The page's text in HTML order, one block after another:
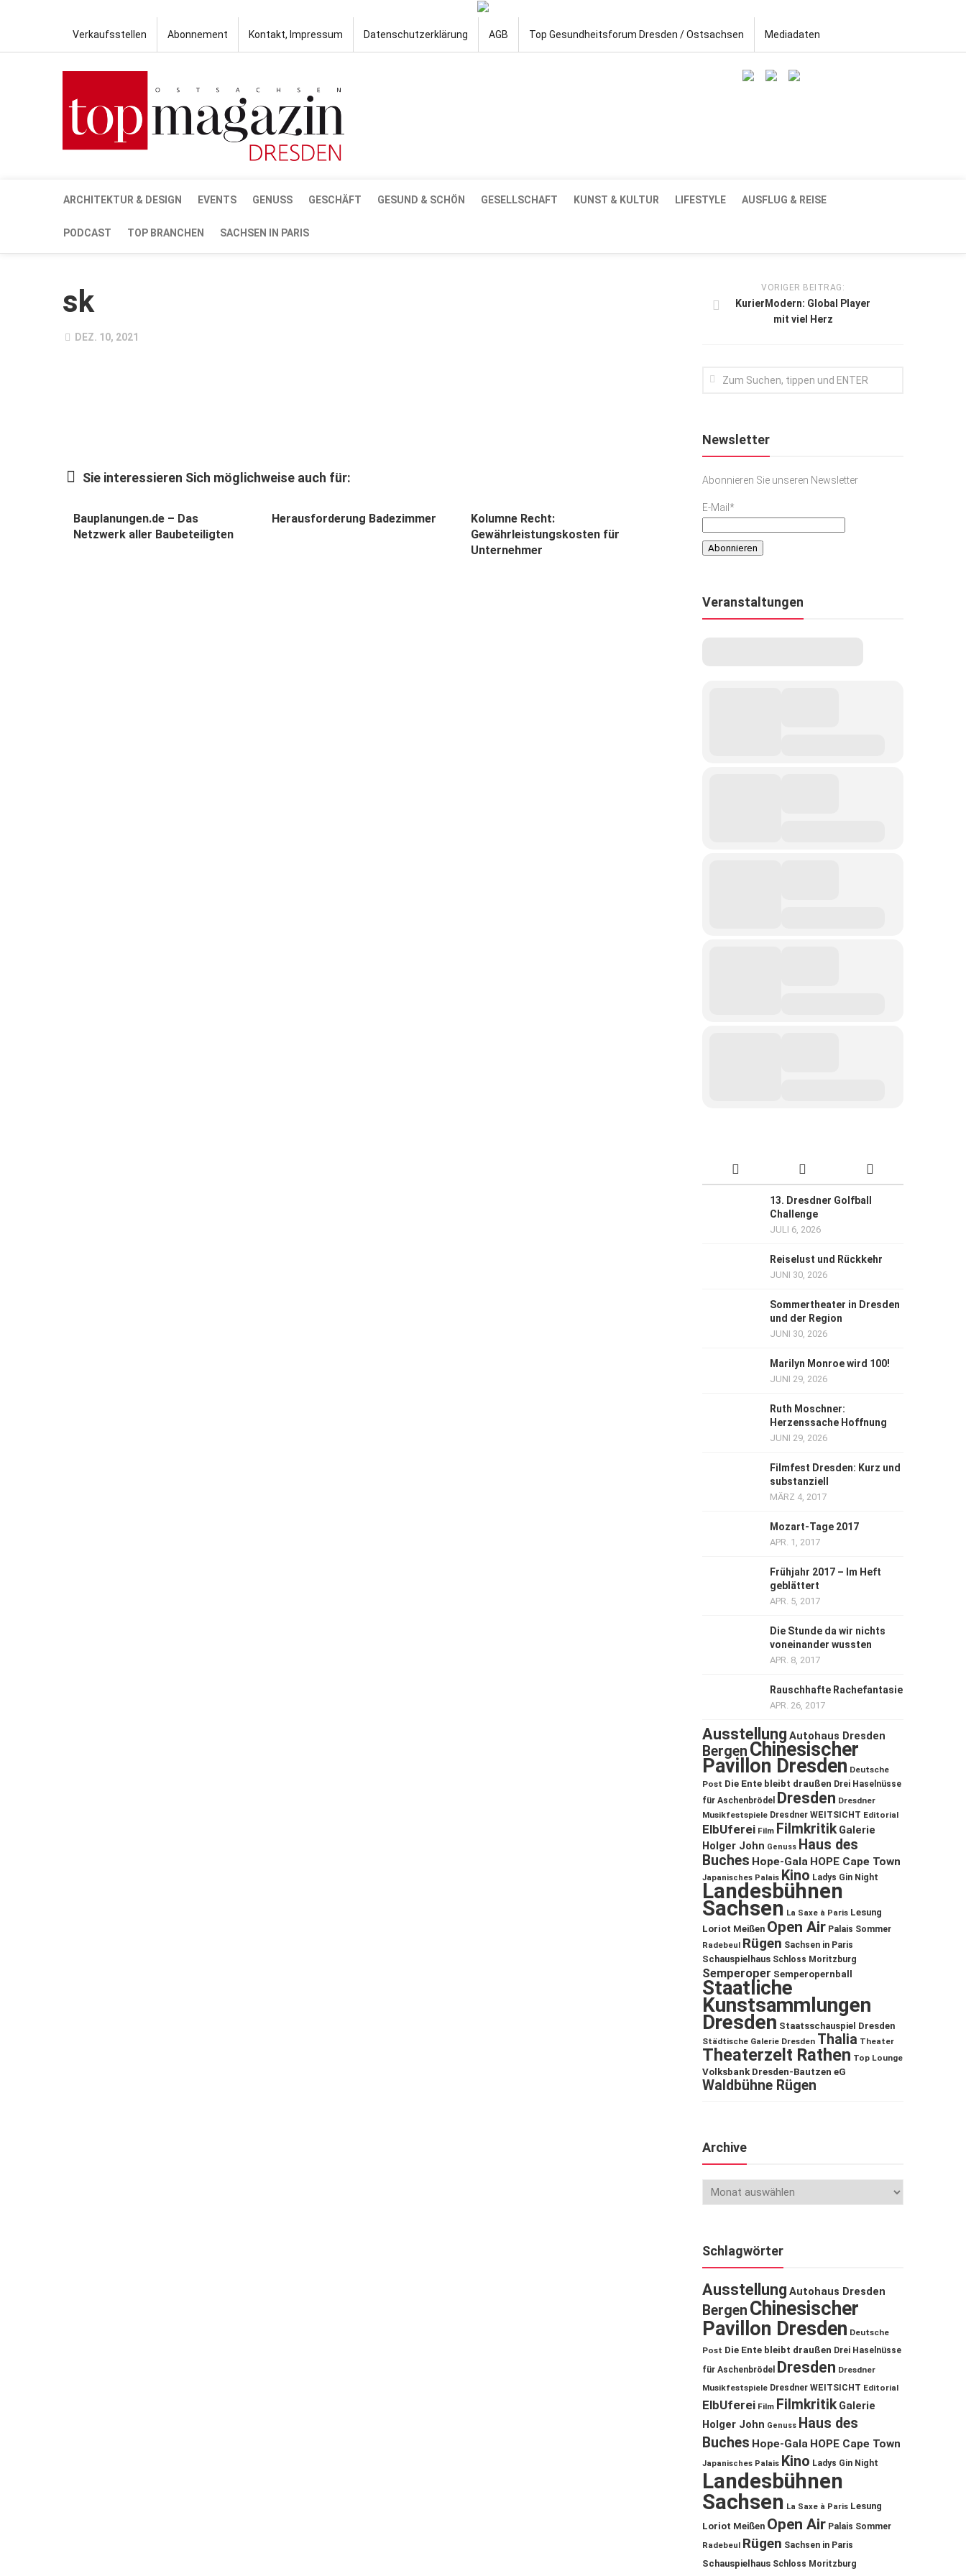
Verkaufsstellen Abonnement Kontakt, Impressum Datenschutzerklärung AGB Top Gesundheitsforum Dresden / Ostsachsen Mediadaten
ARCHITEKTUR & DESIGN EVENTS GENUSS GESCHÄFT GESUND & SCHÖN GESELLSCHAFT KUNST & KULTUR LIFESTYLE AUSFLUG & REISE
PODCAST TOP BRANCHEN SACHSEN IN PARIS
sk
DEZ. 10, 2021
Sie interessieren Sich möglichweise auch für:
Bauplanungen.de – Das
Netzwerk aller Baubeteiligten
Herausforderung Badezimmer
Kolumne Recht:
Gewährleistungskosten für
Unternehmer
VORIGER BEITRAG:
KurierModern: Global Player
mit viel Herz
Newsletter
Abonnieren Sie unseren Newsletter
E-Mail*
Veranstaltungen
13. Dresdner Golfball
Challenge
JULI 6, 2026
Reiselust und Rückkehr
JUNI 30, 2026
Sommertheater in Dresden
und der Region
JUNI 30, 2026
Marilyn Monroe wird 100!
JUNI 29, 2026
Ruth Moschner:
Herzenssache Hoffnung
JUNI 29, 2026
Filmfest Dresden: Kurz und
substanziell
MÄRZ 4, 2017
Mozart-Tage 2017
APR. 1, 2017
Frühjahr 2017 – Im Heft
geblättert
APR. 5, 2017
Die Stunde da wir nichts
voneinander wussten
APR. 8, 2017
Rauschhafte Rachefantasie
APR. 26, 2017
Ausstellung Autohaus Dresden
Bergen Chinesischer
Pavillon Dresden Deutsche
Post Die Ente bleibt draußen Drei Haselnüsse
für Aschenbrödel
Dresden Dresdner
Musikfestspiele Dresdner WEITSICHT Editorial
ElbUferei Film Filmkritik Galerie
Holger John Genuss Haus des
Buches Hope-Gala HOPE Cape Town
Japanisches Palais Kino Ladys Gin Night
Landesbühnen
Sachsen La Saxe à Paris Lesung
Loriot Meißen Open Air Palais Sommer
Radebeul Rügen Sachsen in Paris
Schauspielhaus Schloss Moritzburg
Semperoper Semperopernball
Staatliche
Kunstsammlungen
Dresden Staatsschauspiel Dresden
Städtische Galerie Dresden Thalia Theater
Theaterzelt Rathen Top Lounge
Volksbank Dresden-Bautzen eG
Waldbühne Rügen
Archive
Schlagwörter
Ausstellung Autohaus Dresden
Bergen Chinesischer
Pavillon Dresden Deutsche
Post Die Ente bleibt draußen Drei Haselnüsse
für Aschenbrödel
Dresden Dresdner
Musikfestspiele Dresdner WEITSICHT Editorial
ElbUferei Film Filmkritik Galerie
Holger John Genuss Haus des
Buches Hope-Gala HOPE Cape Town
Japanisches Palais Kino Ladys Gin Night
Landesbühnen
Sachsen La Saxe à Paris Lesung
Loriot Meißen Open Air Palais Sommer
Radebeul Rügen Sachsen in Paris
Schauspielhaus Schloss Moritzburg